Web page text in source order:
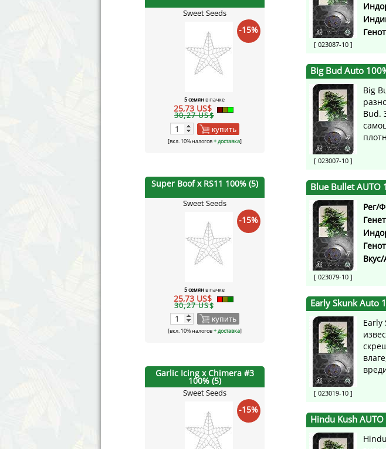
Sweet Seeds
-15%
5 семянв пачке
25,73 US$
30,27 US$
купить
[вкл. 10% налогов+ доставка]
Super Boof x RS11 100% (5)
Sweet Seeds
-15%
5 семянв пачке
25,73 US$
30,27 US$
купить
[вкл. 10% налогов+ доставка]
Garlic Icing x Chimera #3
100% (5)
Sweet Seeds
-15%
[ 023087-10 ]
Big Bud Auto
[ 023007-10 ]
Big
Bud.
Blue Bullet AUTO
[ 023079-10 ]
Рег/
Early Skunk Auto
[ 023019-10 ]
Early
Hindu Kush